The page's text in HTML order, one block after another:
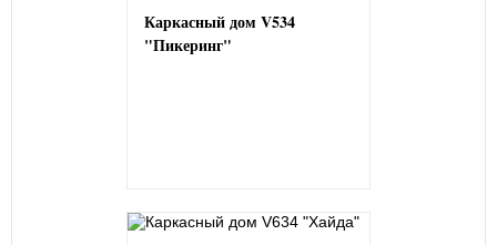
Каркасный дом V534
"Пикеринг"